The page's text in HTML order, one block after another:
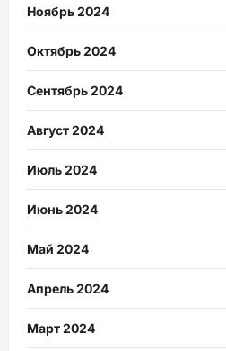
Ноябрь 2024
Октябрь 2024
Сентябрь 2024
Август 2024
Июль 2024
Июнь 2024
Май 2024
Апрель 2024
Март 2024